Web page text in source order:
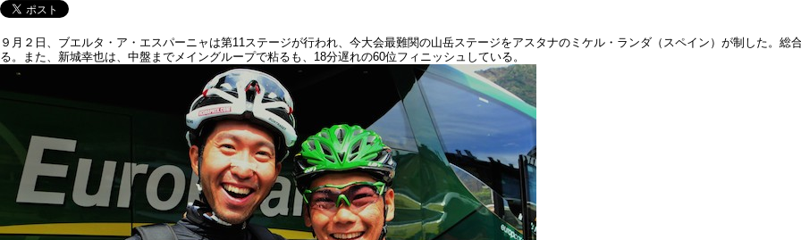
９月２日、ブエルタ・ア・エスパーニャは第11ステージが行われ、今大会最難関の山岳ステージをアスタナのミケル・ランダ（スペイン）が制した。
る。また、新城幸也は、中盤までメイングループで粘るも、18分遅れの60位フィニッシュしている。